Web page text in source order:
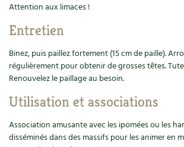
Vidéos et podcasts
Conseils vidéo des
Secrets d’abonné
La vie secrète du jardin
Attention aux limaces !
Entretien
Binez, puis paillez fortement (15 cm de paille).
régulièrement pour obtenir de grosses têtes.
Renouvelez le paillage au besoin.
Utilisation et associations
Association amusante avec les ipomées ou les
disséminés dans des massifs pour les animer en